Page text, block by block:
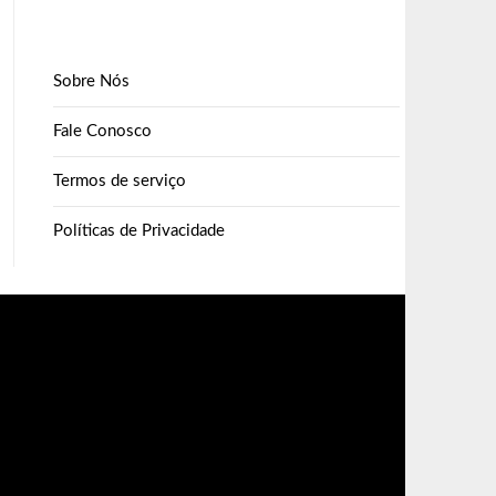
Sobre Nós
Fale Conosco
Termos de serviço
Políticas de Privacidade